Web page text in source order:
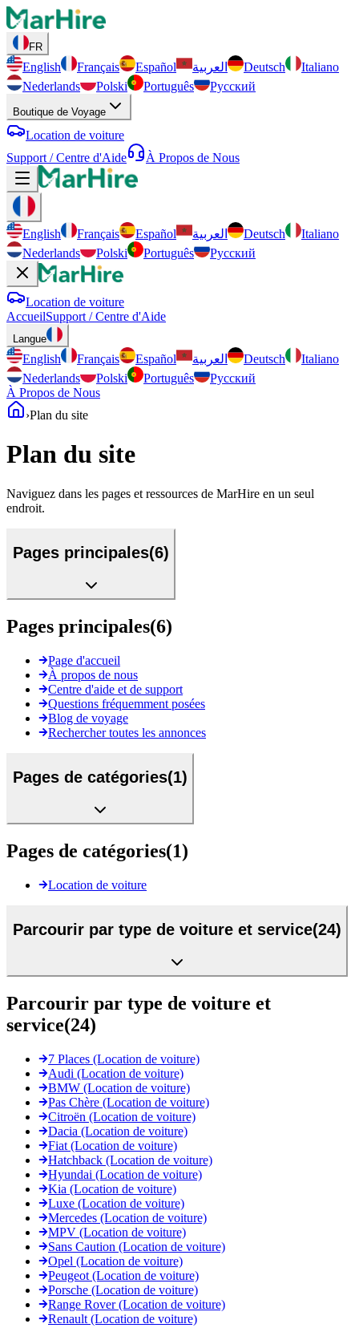
FR
English Français Español العربية Deutsch
Italiano
Nederlands
Polski Português Русский
Boutique de Voyage
Location de voiture
Support / Centre d'Aide
À Propos de Nous
English Français Español العربية Deutsch
Italiano
Nederlands
Polski Português Русский
Location de voiture
AccueilSupport / Centre d'Aide
Langue
English Français Español العربية Deutsch
Italiano
Nederlands
Polski Português
Русский
À Propos de Nous
›Plan du site
Plan du site
Naviguez dans les pages et ressources de MarHire en un seul
endroit.
Pages principales(6)
Pages principales(6)
Page d'accueil
À propos de nous
Centre d'aide et de support
Questions fréquemment posées
Blog de voyage
Rechercher toutes les annonces
Pages de catégories(1)
Pages de catégories(1)
Location de voiture
Parcourir par type de voiture et service(24)
Parcourir par type de voiture et
service(24)
7 Places (Location de voiture)
Audi (Location de voiture)
BMW (Location de voiture)
Pas Chère (Location de voiture)
Citroën (Location de voiture)
Dacia (Location de voiture)
Fiat (Location de voiture)
Hatchback (Location de voiture)
Hyundai (Location de voiture)
Kia (Location de voiture)
Luxe (Location de voiture)
Mercedes (Location de voiture)
MPV (Location de voiture)
Sans Caution (Location de voiture)
Opel (Location de voiture)
Peugeot (Location de voiture)
Porsche (Location de voiture)
Range Rover (Location de voiture)
Renault (Location de voiture)